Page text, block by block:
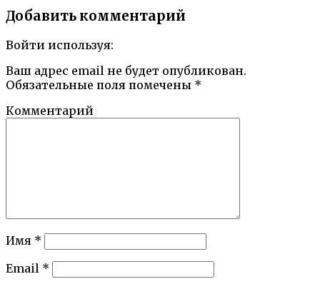
Добавить комментарий
Войти используя:
Ваш адрес email не будет опубликован.
Обязательные поля помечены *
Комментарий
Имя *
Email *